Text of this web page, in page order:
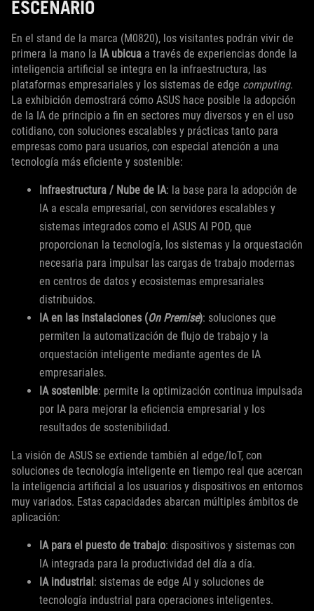
ESCENARIO
En el stand de la marca (M0820), los visitantes podrán vivir de
primera la mano la IA ubicua a través de experiencias donde la
inteligencia artificial se integra en la infraestructura, las
plataformas empresariales y los sistemas de edge computing.
La exhibición demostrará cómo ASUS hace posible la adopción
de la IA de principio a fin en sectores muy diversos y en el uso
cotidiano, con soluciones escalables y prácticas tanto para
empresas como para usuarios, con especial atención a una
tecnología más eficiente y sostenible:
Infraestructura / Nube de IA: la base para la adopción de
IA a escala empresarial, con servidores escalables y
sistemas integrados como el ASUS AI POD, que
proporcionan la tecnología, los sistemas y la orquestación
necesaria para impulsar las cargas de trabajo modernas
en centros de datos y ecosistemas empresariales
distribuidos.
IA en las instalaciones (On Premise): soluciones que
permiten la automatización de flujo de trabajo y la
orquestación inteligente mediante agentes de IA
empresariales.
IA sostenible: permite la optimización continua impulsada
por IA para mejorar la eficiencia empresarial y los
resultados de sostenibilidad.
La visión de ASUS se extiende también al edge/IoT, con
soluciones de tecnología inteligente en tiempo real que acercan
la inteligencia artificial a los usuarios y dispositivos en entornos
muy variados. Estas capacidades abarcan múltiples ámbitos de
aplicación:
IA para el puesto de trabajo: dispositivos y sistemas con
IA integrada para la productividad del día a día.
IA industrial : sistemas de edge AI y soluciones de
tecnología industrial para operaciones inteligentes.